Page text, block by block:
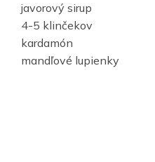
javorový sirup
4-5 klinčekov
kardamón
mandľové lupienky